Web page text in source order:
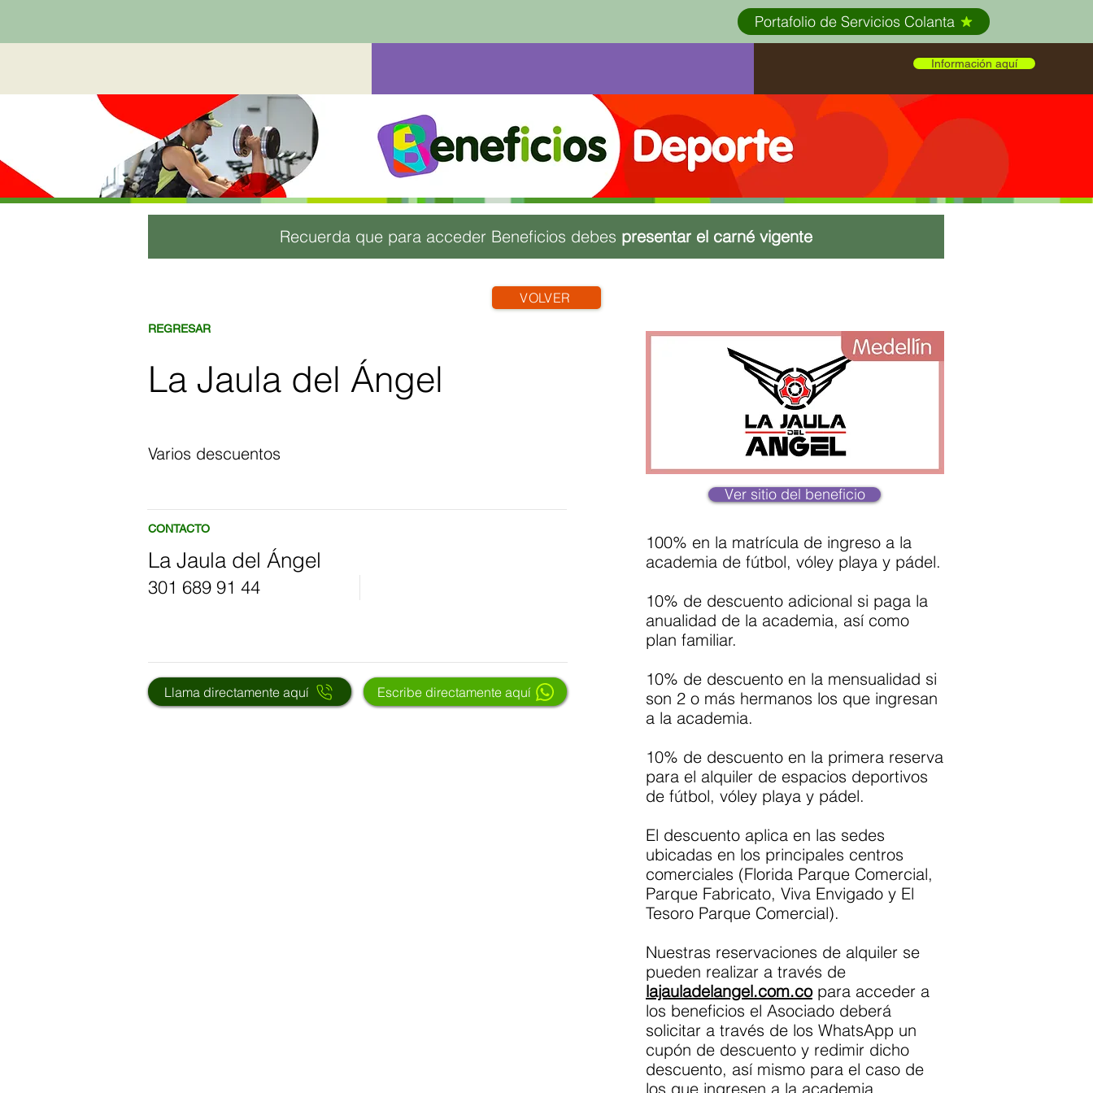
Portafolio de Servicios Colanta
Información aquí
Recuerda que para acceder Beneficios debes presentar el carné vigente
VOLVER
REGRESAR
La Jaula del Ángel
Varios descuentos
CONTACTO
La Jaula del Ángel
301 689 91 44
Llama directamente aquí Escribe directamente aquí
Ver sitio del beneficio
100% en la matrícula de ingreso a la
academia de fútbol, vóley playa y pádel.
10% de descuento adicional si paga la
anualidad de la academia, así como
plan familiar.
10% de descuento en la mensualidad si
son 2 o más hermanos los que ingresan
a la academia.
10% de descuento en la primera reserva
para el alquiler de espacios deportivos
de fútbol, vóley playa y pádel.
El descuento aplica en las sedes
ubicadas en los principales centros
comerciales (Florida Parque Comercial,
Parque Fabricato, Viva Envigado y El
Tesoro Parque Comercial).
Nuestras reservaciones de alquiler se
pueden realizar a través de
lajauladelangel.com.copara acceder a
los beneficios el Asociado deberá
solicitar a través de los WhatsApp un
cupón de descuento y redimir dicho
descuento, así mismo para el caso de
los que ingresen a la academia.